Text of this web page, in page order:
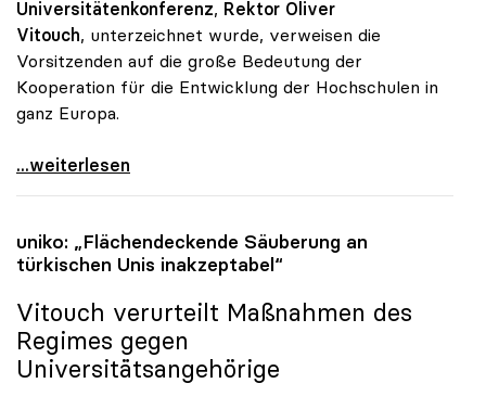
Universitätenkonferenz, Rektor Oliver
Vitouch, unterzeichnet wurde, verweisen die
Vorsitzenden auf die große Bedeutung der
Kooperation für die Entwicklung der Hochschulen in
ganz Europa.
Rektorenkonferenzen Europas wollen Zusammenarbeit
...weiterlesen
uniko: „Flächendeckende Säuberung an
türkischen Unis inakzeptabel“
Vitouch verurteilt Maßnahmen des
Regimes gegen
Universitätsangehörige